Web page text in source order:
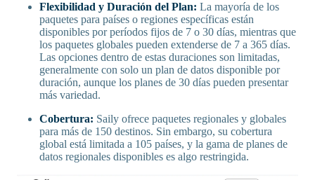
Flexibilidad y Duración del Plan: La mayoría de los
paquetes para países o regiones específicas están
disponibles por períodos fijos de 7 o 30 días, mientras que
los paquetes globales pueden extenderse de 7 a 365 días.
Las opciones dentro de estas duraciones son limitadas,
generalmente con solo un plan de datos disponible por
duración, aunque los planes de 30 días pueden presentar
más variedad.
Cobertura: Saily ofrece paquetes regionales y globales
para más de 150 destinos. Sin embargo, su cobertura
global está limitada a 105 países, y la gama de planes de
datos regionales disponibles es algo restringida.